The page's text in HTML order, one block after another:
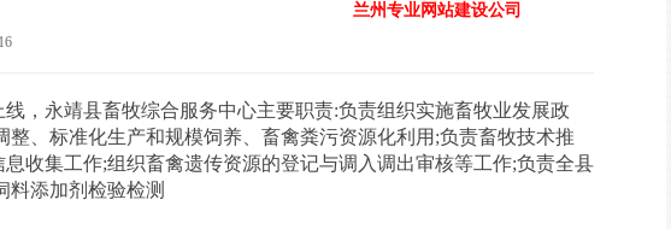
兰州专业网站建设公司
， 永靖县畜牧综合服务中心主要职责:负责组织实施畜牧业发展政
、标准化生产和规模饲养、畜禽粪污资源化利用;负责畜牧技术推
收集工作;组织畜禽遗传资源的登记与调入调出审核等工作;负责全县
料添加剂检验检测